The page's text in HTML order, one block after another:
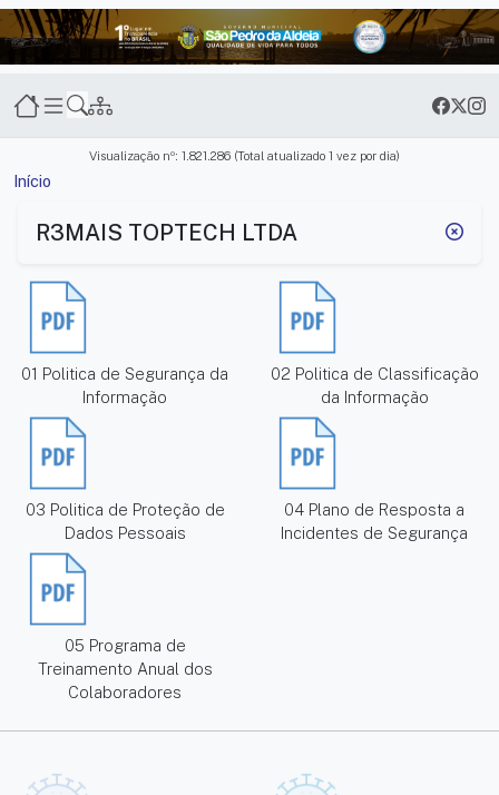
Transparência São Pedro da
Início
Visualização nº: 1.821.286 (Total atualizado 1 vez por dia)
Serviços e informações
R3MAIS TOPTECH LTDA
01 Politica de Segurança da
Informação
02 Politica de Classificação
da Informação
03 Politica de Proteção de
Dados Pessoais
04 Plano de Resposta a
Incidentes de Segurança
05 Programa de
Treinamento Anual dos
Colaboradores